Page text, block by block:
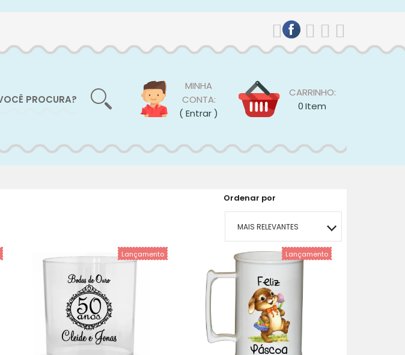
MINHA
CONTA:
( Entrar )
CARRINHO:
0Item
Ordenar por
MAIS RELEVANTES
MAIS VENDIDOS
MENOR PREÇO
MAIOR PREÇO
A - Z
Lançamento Lançamento